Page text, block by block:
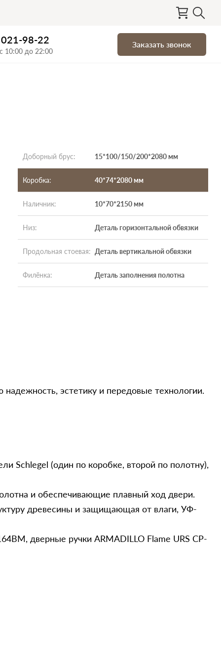
98-22
10:00 до 22:00
Заказать звонок
Доборный брус: 15*100/150/200*2080 мм
Коробка: 40*74*2080 мм
Наличник: 10*70*2150 мм
Низ: Деталь горизонтальной обвязки
Продольная стоевая: Деталь вертикальной обвязки
Филёнка: Деталь заполнения полотна
эстетику и передовые технологии.
Schlegel (один по коробке, второй по полотну),
и обеспечивающие плавный ход двери.
древесины и защищающая от влаги, УФ-
дверные ручки ARMADILLO Flame URS CP-